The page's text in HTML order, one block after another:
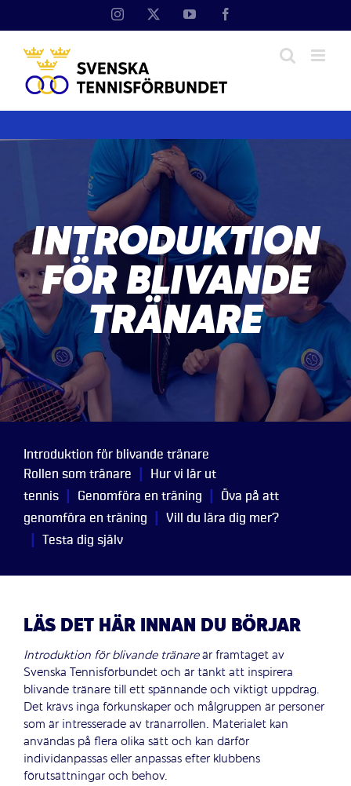
Instagram YouTube
INTRODUKTION
FÖR BLIVANDE
TRÄNARE
Introduktion för blivande tränare
Rollen som tränare
Hur vi lär ut
tennis
Genomföra en träning
Öva på att
genomföra en träning
Vill du lära dig mer?
Testa dig själv
LÄS DET HÄR INNAN DU BÖRJAR
Introduktion för blivande tränareär framtaget av
Svenska Tennisförbundet och är tänkt att inspirera
blivande tränare till ett spännande och viktigt uppdrag.
Det krävs inga förkunskaper och målgruppen är personer
som är intresserade av tränarrollen. Materialet kan
användas på flera olika sätt och kan därför
individanpassas eller anpassas efter klubbens
förutsättningar och behov.